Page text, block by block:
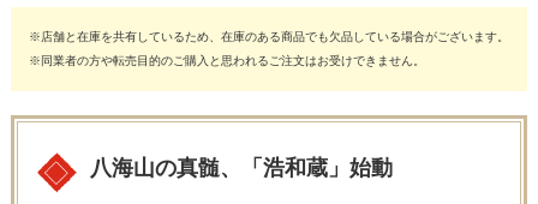
※店舗と在庫を共有しているため、在庫のある商品でも欠品している場合がございます。
※同業者の方や転売目的のご購入と思われるご注文はお受けできません。
八海山の真髄、「浩和蔵」始動